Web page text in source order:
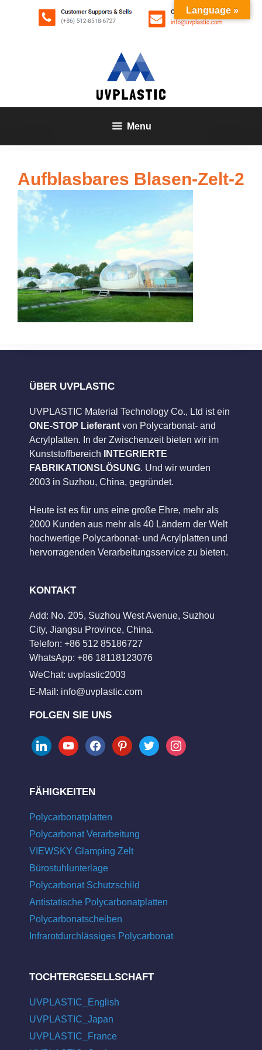
Menu
Aufblasbares Blasen-Zelt-2
ÜBER UVPLASTIC
UVPLASTIC Material Technology Co., Ltd ist ein
ONE-STOP Lieferant von Polycarbonat- and
Acrylplatten. In der Zwischenzeit bieten wir im
Kunststoffbereich
INTEGRIERTE
FABRIKATIONSLÖSUNG. Und wir wurden
2003 in Suzhou, China, gegründet.
Heute ist es für uns eine große Ehre, mehr als
2000 Kunden aus mehr als 40 Ländern der Welt
hochwertige Polycarbonat- und Acrylplatten und
hervorragenden Verarbeitungsservice zu bieten.
KONTAKT
Add: No. 205, Suzhou West Avenue, Suzhou
City, Jiangsu Province, China.
Telefon: +86 512 85186727
WhatsApp: +86 18118123076
WeChat: uvplastic2003
E-Mail: info@uvplastic.com
FOLGEN SIE UNS
linkedinyoutubefacebookpinteresttwitter instagram
FÄHIGKEITEN
Polycarbonatplatten
Polycarbonat Verarbeitung
VIEWSKY Glamping Zelt
Bürostuhlunterlage
Polycarbonat Schutzschild
Antistatische Polycarbonatplatten
Polycarbonatscheiben
Infrarotdurchlässiges Polycarbonat
TOCHTERGESELLSCHAFT
UVPLASTIC_English
UVPLASTIC_Japan
UVPLASTIC_France
Language »